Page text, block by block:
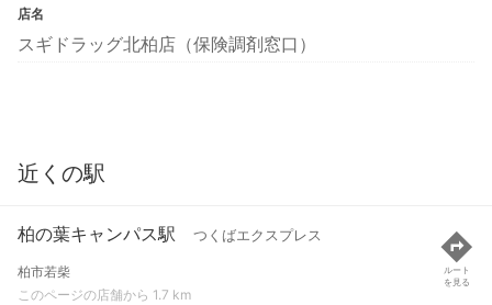
店名
スギドラッグ北柏店（保険調剤窓口）
近くの駅
柏の葉キャンパス駅 つくばエクスプレス
柏市若柴
このページの店舗から 1.7 km
ルート
を見る